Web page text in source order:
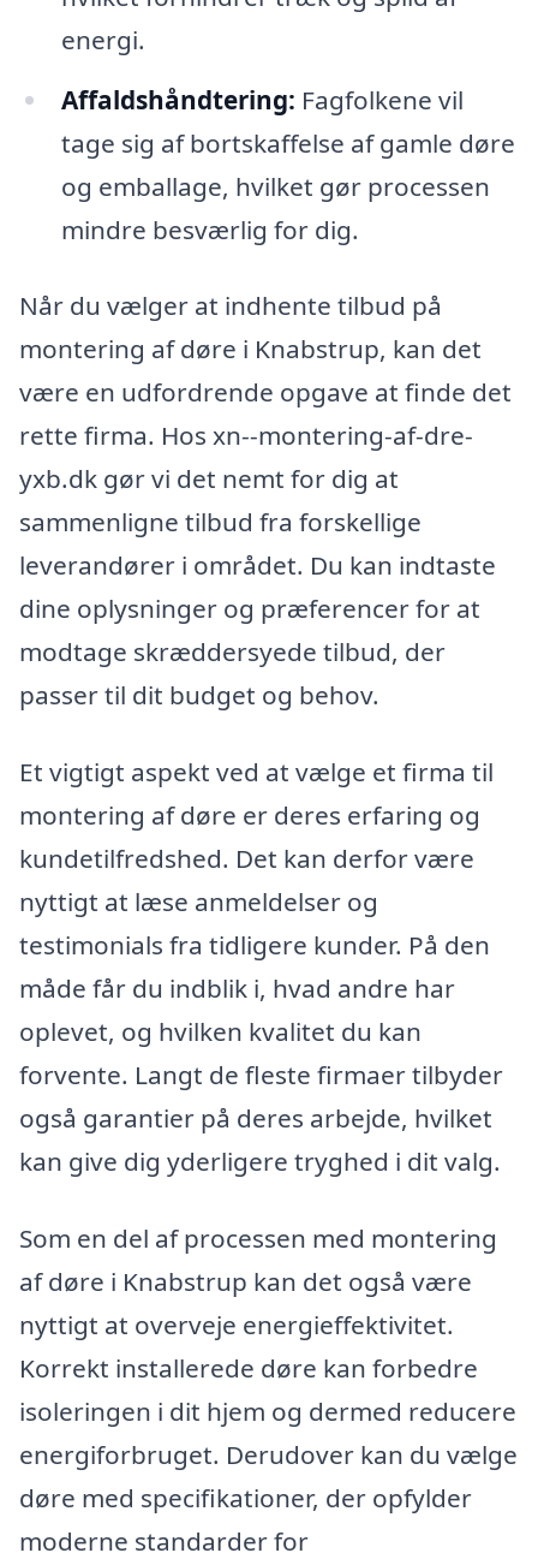
energi.
Affaldshåndtering: Fagfolkene vil
tage sig af bortskaffelse af gamle døre
og emballage, hvilket gør processen
mindre besværlig for dig.
Når du vælger at indhente tilbud på
montering af døre i Knabstrup, kan det
være en udfordrende opgave at finde det
rette firma. Hos xn--montering-af-dre-
yxb.dk gør vi det nemt for dig at
sammenligne tilbud fra forskellige
leverandører i området. Du kan indtaste
dine oplysninger og præferencer for at
modtage skræddersyede tilbud, der
passer til dit budget og behov.
Et vigtigt aspekt ved at vælge et firma til
montering af døre er deres erfaring og
kundetilfredshed. Det kan derfor være
nyttigt at læse anmeldelser og
testimonials fra tidligere kunder. På den
måde får du indblik i, hvad andre har
oplevet, og hvilken kvalitet du kan
forvente. Langt de fleste firmaer tilbyder
også garantier på deres arbejde, hvilket
kan give dig yderligere tryghed i dit valg.
Som en del af processen med montering
af døre i Knabstrup kan det også være
nyttigt at overveje energieffektivitet.
Korrekt installerede døre kan forbedre
isoleringen i dit hjem og dermed reducere
energiforbruget. Derudover kan du vælge
døre med specifikationer, der opfylder
moderne standarder for